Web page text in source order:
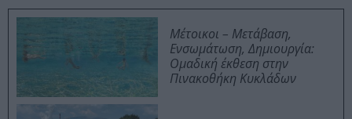
Μέτοικοι – Μετάβαση,
Ενσωμάτωση, Δημιουργία:
Ομαδική έκθεση στην
Πινακοθήκη Κυκλάδων